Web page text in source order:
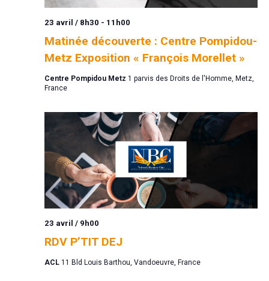
Matinée découverte : Centre Pompidou-
Metz Exposition « François Morellet »
23 avril / 8h30 - 11h00
Centre Pompidou Metz 1 parvis des Droits de l'Homme, Metz,
France
RDV P’TIT DEJ
23 avril / 9h00
ACL 11 Bld Louis Barthou, Vandoeuvre, France